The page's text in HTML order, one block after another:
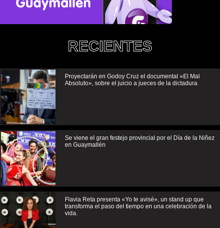
RECIENTES
Proyectarán en Godoy Cruz el documental «El Mal
Absoluto», sobre el juicio a jueces de la dictadura
Se viene el gran festejo provincial por el Día de la Niñez
en Guaymallén
Flavia Reta presenta «Yo te avisé», un stand up que
transforma el paso del tiempo en una celebración de la
vida.